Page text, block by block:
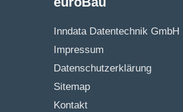
Inndata Datentechnik GmbH
Impressum
Datenschutzerklärung
Sitemap
Kontakt